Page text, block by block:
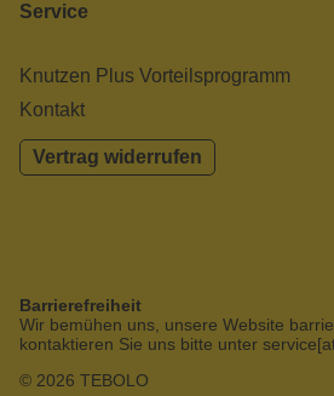
Service
Knutzen Plus Vorteilsprogramm
Kontakt
Vertrag widerrufen
Barrierefreiheit
Wir bemühen uns, unsere Website
kontaktieren Sie uns bitte unter
© 2026 TEBOLO